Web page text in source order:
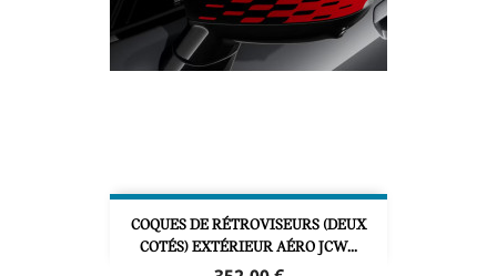
COQUES DE RÉTROVISEURS (DEUX
COTÉS) EXTÉRIEUR AÉRO JCW...